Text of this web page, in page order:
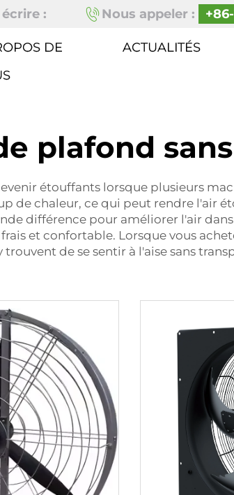
: Nous appeler :
DE
ACTUALITÉS
plafond
étouffants lorsque plusieurs
de chaleur, ce qui peut rendre l'air
différence pour améliorer l'air dans
et confortable. Lorsque vous
de se sentir à l'aise sans